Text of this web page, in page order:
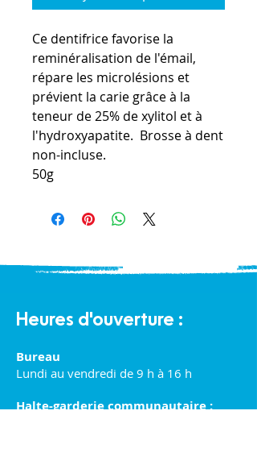
Ce dentifrice favorise la
reminéralisation de l'émail,
répare les microlésions et
prévient la carie grâce à la
teneur de 25% de xylitol et à
l'hydroxyapatite. Brosse à dent
non-incluse.
50g
Heures d'ouverture :
Bureau
Lundi au vendredi de 9 h à 16 h
Halte-garderie communautaire :